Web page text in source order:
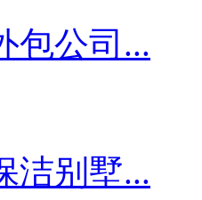
包公司...
洁别墅...